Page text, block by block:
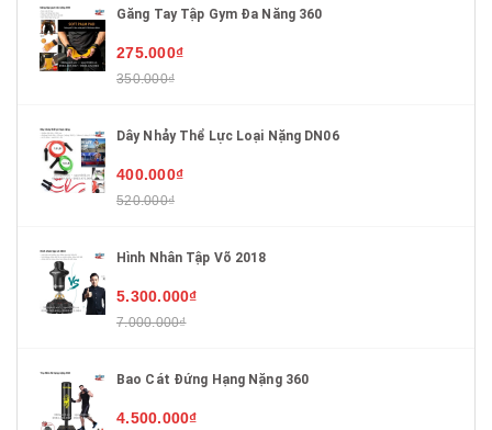
Găng Tay Tập Gym Đa Năng 360
275.000₫
350.000₫
Dây Nhảy Thể Lực Loại Nặng DN06
400.000₫
520.000₫
Hình Nhân Tập Võ 2018
5.300.000₫
7.000.000₫
Bao Cát Đứng Hạng Nặng 360
4.500.000₫